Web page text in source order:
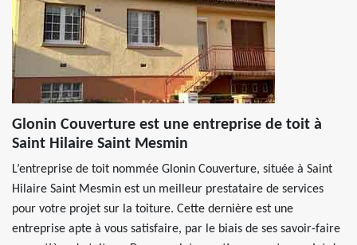
Glonin Couverture est une entreprise de toit à
Saint Hilaire Saint Mesmin
L’entreprise de toit nommée Glonin Couverture, située à Saint
Hilaire Saint Mesmin est un meilleur prestataire de services
pour votre projet sur la toiture. Cette dernière est une
entreprise apte à vous satisfaire, par le biais de ses savoir-faire